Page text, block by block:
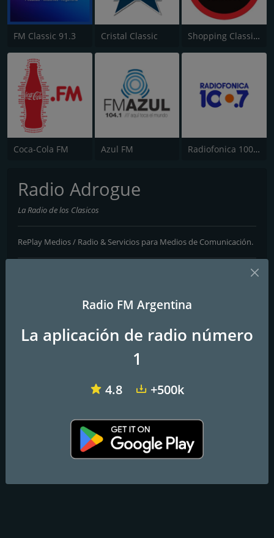
FM Classic 91.3 Cristal Classic Shopping Classics 96.1 FM
Coca-Cola FM Azul FM Radiofonica 100.7 FM
Radio Adrogue
La Radio de los Clasicos
RePlay Medios / Radio & Servicios para Medios de Comunicación.
Correo electrónico:replaymedios@gmail.com
Radio FM Argentina
La aplicación de radio número
1
4.8 +500k